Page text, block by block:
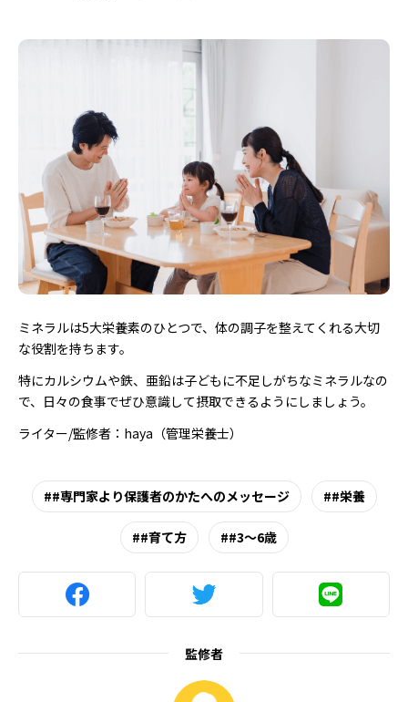
ミネラルは5大栄養素のひとつで、体の調子を整えてくれる大切
な役割を持ちます。
特にカルシウムや鉄、亜鉛は子どもに不足しがちなミネラルなの
で、日々の食事でぜひ意識して摂取できるようにしましょう。
ライター/監修者：haya（管理栄養士）
#専門家より保護者のかたへのメッセージ #栄養
#育て方 #3～6歳
監修者